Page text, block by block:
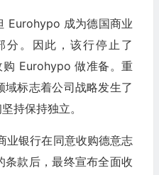
Eurohypo 成为德国商业
分。因此，该行停止了
Eurohypo 做准备。重
域标志着公司战略发生了
持保持独立。
业银行在同意收购德意志
条款后，最终宣布全面收